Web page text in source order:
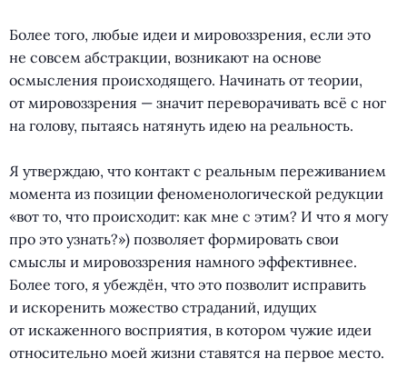
Более того, любые идеи и мировоззрения, если это
не совсем абстракции, возникают на основе
осмысления происходящего. Начинать от теории,
от мировоззрения — значит переворачивать всё с ног
на голову, пытаясь натянуть идею на реальность.
Я утверждаю, что контакт с реальным переживанием
момента из позиции феноменологической редукции
(«вот то, что происходит: как мне с этим? И что я могу
про это узнать?») позволяет формировать свои
смыслы и мировоззрения намного эффективнее.
Более того, я убеждён, что это позволит исправить
и искоренить можество страданий, идущих
от искаженного восприятия, в котором чужие идеи
относительно моей жизни ставятся на первое место.